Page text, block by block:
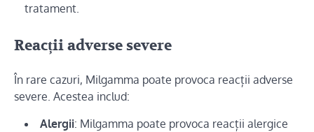
tratament.
Reacții adverse severe
În rare cazuri, Milgamma poate provoca reacții adverse
severe. Acestea includ:
Alergii: Milgamma poate provoca reacții alergice